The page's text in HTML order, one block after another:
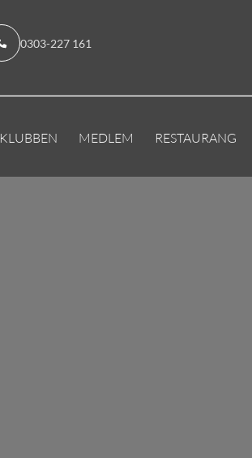
0303-227 161
KLUBBEN MEDLEM RESTAURANG